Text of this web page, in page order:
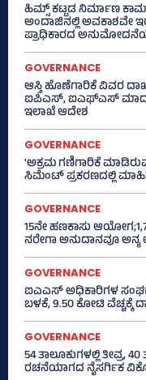
ಹಿಮ್ಸ್‌ ಕಟ್ಟಡ ನಿರ್ಮಾಣ
ಅಂದಾಜಿನಲ್ಲಿ ಅವಕಾಶವೇ
ಪ್ರಾಧಿಕಾರದ
GOVERNANCE
ಆಸ್ತಿ ಹೊಣೆಗಾರಿಕೆ ವಿವರ
ಐಪಿಎಸ್‌, ಐಎಫ್‌ಎಸ್‌ ಮಾದರಿ
ಇಲಾಖೆ ಆದೇಶ
GOVERNANCE
‘ಅಕ್ರಮ ಗಣಿಗಾರಿಕೆ
ಸಿಮೆಂಟ್ ಪ್ರಕರಣದಲ್ಲಿ
GOVERNANCE
15ನೇ ಹಣಕಾಸು
ನರೇಗಾ ಅನುದಾನವೂ ಅನ್ಯ
GOVERNANCE
ಐಎಎಸ್‌ ಅಧಿಕಾರಿಗಳ
ಬಳಕೆ, 9.50 ಕೋಟಿ ವೆಚ್ಚಕ್ಕೆ
GOVERNANCE
54 ತಾಲೂಕುಗಳಲ್ಲಿ ತೀವ್ರ,
ರಚನೆಯಾಗದ ನೈಸರ್ಗಿಕ